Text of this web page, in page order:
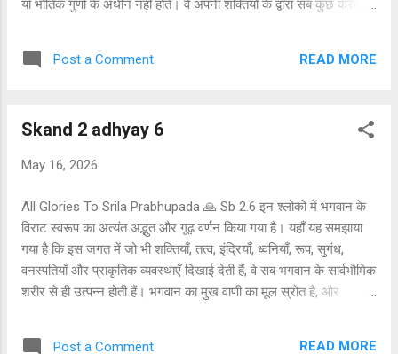
या भौतिक गुणों के अधीन नहीं होते। वे अपनी शक्तियों के द्वारा सब कुछ करते हैं,
दिखाता है पर स्वयं उससे प्रभावित नहीं होता, वैसे ही भगवान संसार की रचना
करते हैं पर संसार के बंधन में नहीं आते। भगवान का स्वरूप पूरी तरह
साधारण जीवों की तरह भौतिक प्रकृति से प्रभावित होते हैं, लेकिन यह गलत
सकता है, पर भगवान कभी नहीं। यह संसार उन जीवों के लिए बनाया गया है
जिन्होंने भगवान की सेवा छोड़कर स्वयं भोगी और नियंत्रक बनने की इच्छा की।
माया...
Post a Comment READ MORE
Skand 2 adhyay 6
May 16, 2026
All Glories To Srila Prabhupada 🙏 Sb 2.6 इन श्लोकों में भगवान के
विराट स्वरूप का अत्यंत अद्भुत और गूढ़ वर्णन किया गया है। यहाँ यह समझाया
गया है कि इस जगत में जो भी शक्तियाँ, तत्व, इंद्रियाँ, ध्वनियाँ, रूप, सुगंध,
वनस्पतियाँ और प्राकृतिक व्यवस्थाएँ दिखाई देती हैं, वे सब भगवान के सार्वभौमिक
शरीर से ही उत्पन्न होती हैं। भगवान का मुख वाणी का मूल स्रोत है, और
Post a Comment READ MORE